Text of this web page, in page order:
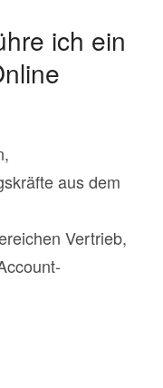
ich ein
aus dem
Vertrieb,